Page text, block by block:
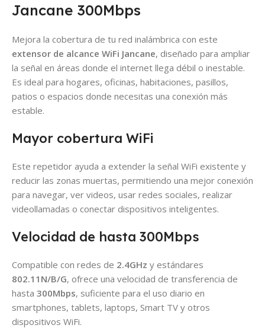
Jancane 300Mbps
Mejora la cobertura de tu red inalámbrica con este
extensor de alcance WiFi Jancane, diseñado para ampliar
la señal en áreas donde el internet llega débil o inestable.
Es ideal para hogares, oficinas, habitaciones, pasillos,
patios o espacios donde necesitas una conexión más
estable.
Mayor cobertura WiFi
Este repetidor ayuda a extender la señal WiFi existente y
reducir las zonas muertas, permitiendo una mejor conexión
para navegar, ver videos, usar redes sociales, realizar
videollamadas o conectar dispositivos inteligentes.
Velocidad de hasta 300Mbps
Compatible con redes de 2.4GHz y estándares
802.11N/B/G, ofrece una velocidad de transferencia de
hasta 300Mbps, suficiente para el uso diario en
smartphones, tablets, laptops, Smart TV y otros
dispositivos WiFi.